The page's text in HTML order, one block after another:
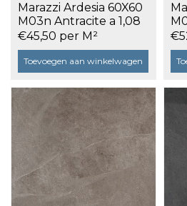
Marazzi Ardesia 60X60
M03n Antracite a 1,08
m²
€45,50 per M²
Toevoegen aan winkelwagen